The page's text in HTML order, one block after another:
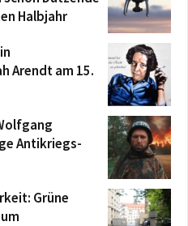
Halbjahr
Arendt am 15.
Antikriegs-
Grüne